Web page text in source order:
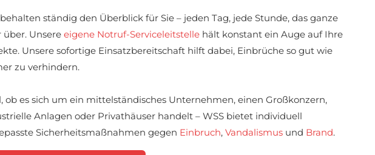
ständig den Überblick für Sie – jeden Tag, jede Stunde, das ganze
über. Unsere eigene Notruf-Serviceleitstellehält konstant ein Auge auf Ihre
Unsere sofortige Einsatzbereitschaft hilft dabei, Einbrüche so gut wie
zu verhindern.
ob es sich um ein mittelständisches Unternehmen, einen Großkonzern,
Anlagen oder Privathäuser handelt – WSS bietet individuell
Sicherheitsmaßnahmen gegen Einbruch, Vandalismus und Brand.